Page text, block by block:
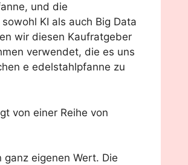
und die
KI als auch Big Data
wir diesen Kaufratgeber
verwendet, die es uns
e edelstahlpfanne zu
von einer Reihe von
eigenen Wert. Die